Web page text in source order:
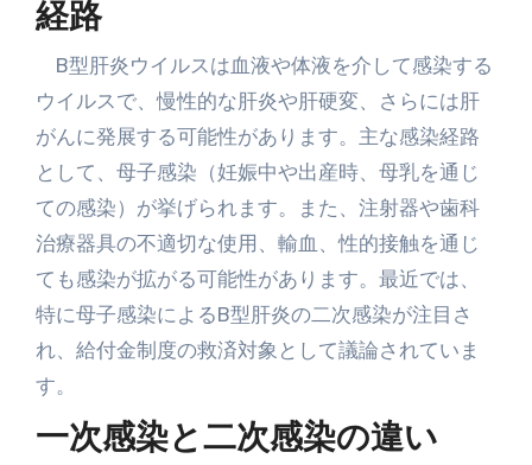
経路
B型肝炎ウイルスは血液や体液を介して感染する
ウイルスで、慢性的な肝炎や肝硬変、さらには肝
がんに発展する可能性があります。主な感染経路
として、母子感染（妊娠中や出産時、母乳を通じ
ての感染）が挙げられます。また、注射器や歯科
治療器具の不適切な使用、輸血、性的接触を通じ
ても感染が拡がる可能性があります。最近では、
特に母子感染によるB型肝炎の二次感染が注目さ
れ、給付金制度の救済対象として議論されていま
す。
一次感染と二次感染の違い